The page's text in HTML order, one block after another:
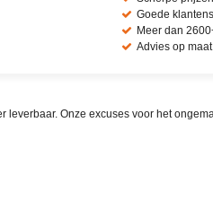
Goede
Meer dan
Advies op
leverbaar. Onze excuses voor het